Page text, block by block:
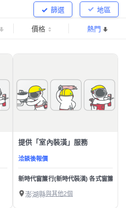
地區
篩選
價格 熱門
提供「室內裝潢」服務
洽談後報價
新時代窗簾行(新時代裝潢) 各式窗簾 |
澎湖縣與其他2個